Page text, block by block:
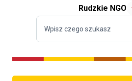
Rudzkie NGO